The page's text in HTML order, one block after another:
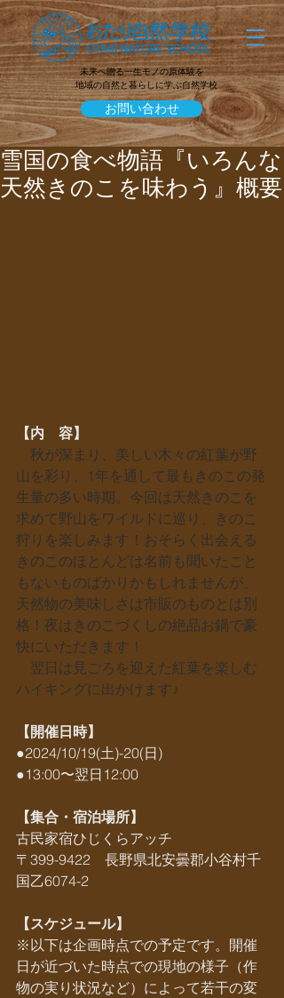
未来へ贈る一生モノの原体験を
地域の自然と暮らしに学ぶ自然学校
お問い合わせ
雪国の食べ物語『いろんな
天然きのこを味わう』概要
【内　容】
秋が深まり、美しい木々の紅葉が野
山を彩り、1年を通して最もきのこの発
生量の多い時期。今回は天然きのこを
求めて野山をワイルドに巡り、きのこ
狩りを楽しみます！おそらく出会える
きのこのほとんどは名前も聞いたこと
もないものばかりかもしれませんが、
天然物の美味しさは市販のものとは別
格！夜はきのこづくしの絶品お鍋で豪
快にいただきます！
翌日は見ごろを迎えた紅葉を楽しむ
ハイキングに出かけます♪
【開催日時】
●2024/10/19(土)-20(日)
●13:00〜翌日12:00
【集合・宿泊場所】
古民家宿ひじくらアッチ
〒399-9422　長野県北安曇郡小谷村千
国乙6074-2
【スケジュール】
※以下は企画時点での予定です。開催
日が近づいた時点での現地の様子（作
物の実り状況など）によって若干の変